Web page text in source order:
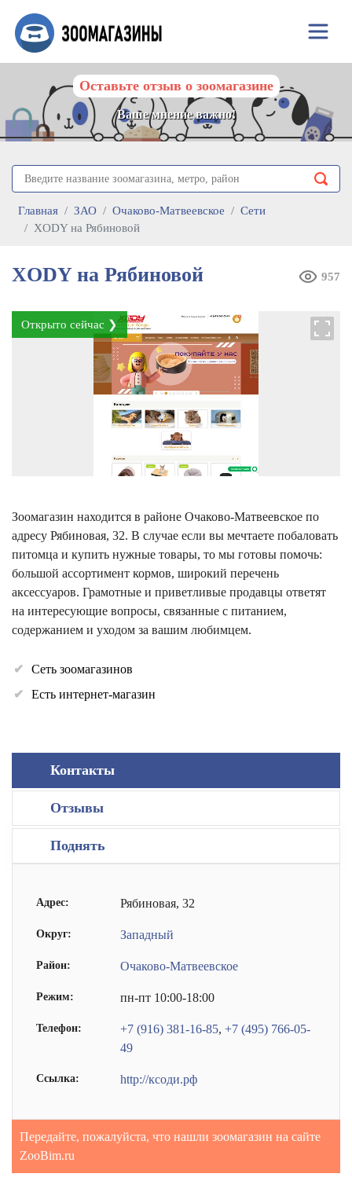
Оставьте отзыв о зоомагазине
Ваше мнение важно!
Главная ЗАО Очаково-Матвеевское
Сети
XODY на Рябиновой
XODY на Рябиновой 957
Открыто сейчас ❯
Зоомагазин находится в районе Очаково-Матвеевское по
адресу Рябиновая, 32. В случае если вы мечтаете побаловать
питомца и купить нужные товары, то мы готовы помочь:
большой ассортимент кормов, широкий перечень
аксессуаров. Грамотные и приветливые продавцы ответят
на интересующие вопросы, связанные с питанием,
содержанием и уходом за вашим любимцем.
Сеть зоомагазинов
Есть интернет-магазин
Контакты
Отзывы
Поднять
Адрес: Рябиновая, 32
Округ: Западный
Район: Очаково-Матвеевское
Режим: пн-пт 10:00-18:00
Телефон: +7 (916) 381-16-85, +7 (495) 766-05-
49
Ссылка: http://ксоди.рф
Передайте, пожалуйста, что нашли зоомагазин на сайте
ZooBim.ru